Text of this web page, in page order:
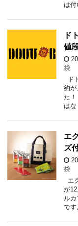
は
ド
値
袋
ド
約が
た
は
エ
ズ
袋
エ
が
ル
です